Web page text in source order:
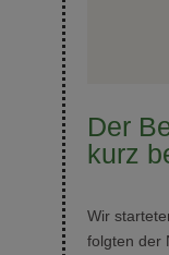
Der
kurz
Wir
folgten der